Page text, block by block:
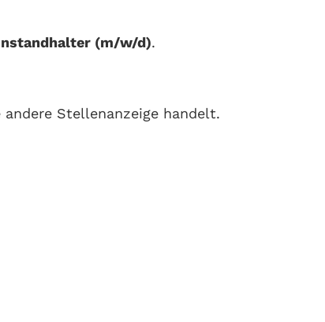
(m/w/d).
Stellenanzeige handelt.